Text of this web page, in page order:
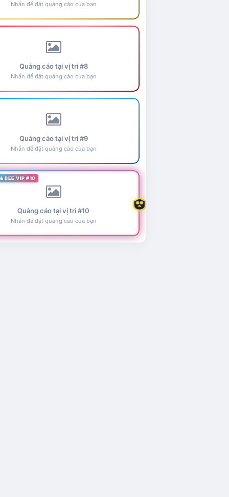
Nhấn để đặt quảng cáo của bạn
Quảng cáo tại vị trí #8
Nhấn để đặt quảng cáo của bạn
Quảng cáo tại vị trí #9
Nhấn để đặt quảng cáo của bạn
BEE VIP #10
Quảng cáo tại vị trí #10
Nhấn để đặt quảng cáo của bạn